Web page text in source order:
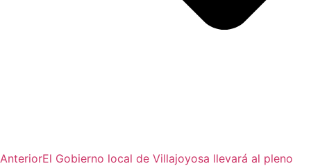
AnteriorEl Gobierno local de Villajoyosa llevará al pleno